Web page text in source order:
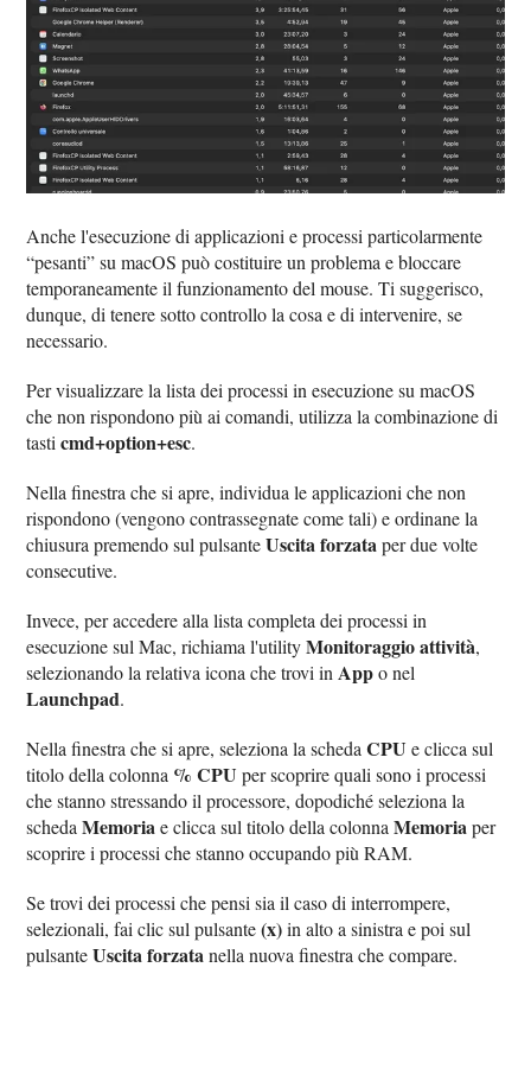
Anche l'esecuzione di applicazioni e processi particolarmente
“pesanti” su macOS può costituire un problema e bloccare
temporaneamente il funzionamento del mouse. Ti suggerisco,
dunque, di tenere sotto controllo la cosa e di intervenire, se
necessario.
Per visualizzare la lista dei processi in esecuzione su macOS
che non rispondono più ai comandi, utilizza la combinazione di
tasticmd+option+esc.
Nella finestra che si apre, individua le applicazioni che non
rispondono (vengono contrassegnate come tali) e ordinane la
chiusura premendo sul pulsanteUscita forzata per due volte
consecutive.
Invece, per accedere alla lista completa dei processi in
esecuzione sul Mac, richiama l'utilityMonitoraggio attività,
selezionando la relativa icona che trovi in Appo nel
Launchpad.
Nella finestra che si apre, seleziona la schedaCPU e clicca sul
titolo della colonna % CPU per scoprire quali sono i processi
che stanno stressando il processore, dopodiché seleziona la
schedaMemoria e clicca sul titolo della colonnaMemoria per
scoprire i processi che stanno occupando più RAM.
Se trovi dei processi che pensi sia il caso di interrompere,
selezionali, fai clic sul pulsante(x)in alto a sinistra e poi sul
pulsanteUscita forzata nella nuova finestra che compare.